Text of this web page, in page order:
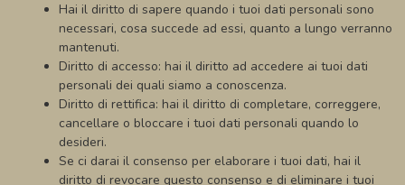
Hai il diritto di sapere quando i tuoi dati personali sono
necessari, cosa succede ad essi, quanto a lungo verranno
mantenuti.
Diritto di accesso: hai il diritto ad accedere ai tuoi dati
personali dei quali siamo a conoscenza.
Diritto di rettifica: hai il diritto di completare, correggere,
cancellare o bloccare i tuoi dati personali quando lo
desideri.
Se ci darai il consenso per elaborare i tuoi dati, hai il
diritto di revocare questo consenso e di eliminare i tuoi